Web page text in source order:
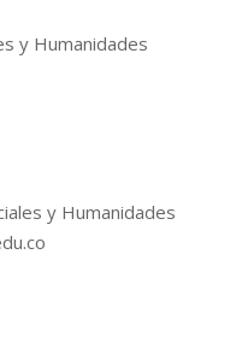
y Humanidades
y Humanidades